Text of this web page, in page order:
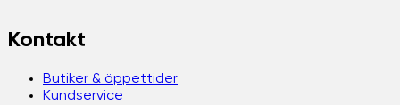
Kontakt
Butiker & öppettider
Kundservice